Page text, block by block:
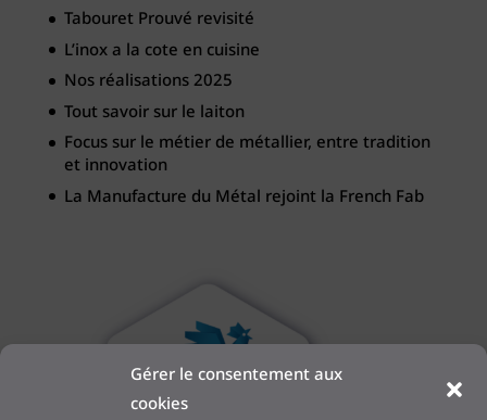
Gérer le consentement aux
cookies
Tabouret Prouvé revisité
L’inox a la cote en cuisine
Nos réalisations 2025
Tout savoir sur le laiton
Focus sur le métier de métallier, entre tradition
et innovation
La Manufacture du Métal rejoint la French Fab